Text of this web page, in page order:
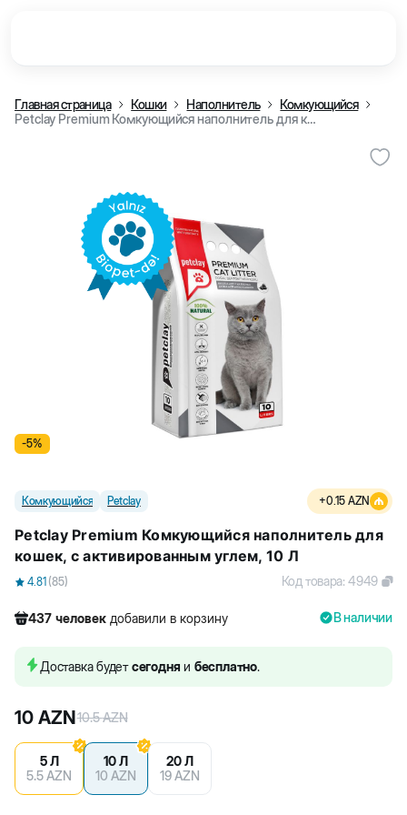
Главная страница Кошки Наполнитель
Комкующийся
Petclay Premium Комкующийся наполнитель для кошек, с активированным углем, 10 Л
-5%
Комкующийся Petclay +0.15 AZN
Petclay Premium Комкующийся наполнитель для
кошек, с активированным углем, 10 Л
4.81 (85) Код товара:4949
437 человек добавили в корзину
2780 человек купили товар
В наличии
Доставка будетсегодня и бесплатно.
10 AZN10.5AZN
5 Л
5.5AZN
10 Л
10 AZN
20 Л
19AZN